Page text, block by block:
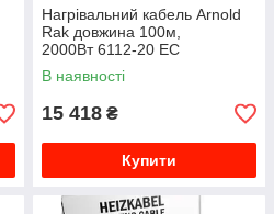
Нагрівальний кабель Arnold
Rak довжина 100м,
2000Вт 6112-20 EC
В наявності
15 418 ₴
Купити